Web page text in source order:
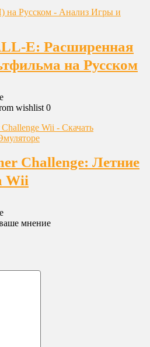
E: Расширенная
на Русском
wishlist 0
Challenge: Летние
Wii
мнение